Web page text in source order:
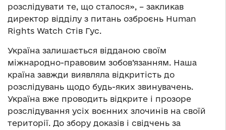
розслідувати те, що сталося», – закликав
директор відділу з питань озброєнь Human
Rights Watch Стів Гус.
Україна залишається відданою своїм
міжнародно-правовим зобов’язанням. Наша
країна завжди виявляла відкритість до
розслідувань щодо будь-яких звинувачень.
Україна вже проводить відкрите і прозоре
розслідування усіх воєнних злочинів на своїй
території. До збору доказів і свідчень за